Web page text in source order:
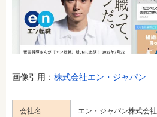
画像引用： 株式会社エン・ジャパン
会社名 エン・ジャパン株式会社